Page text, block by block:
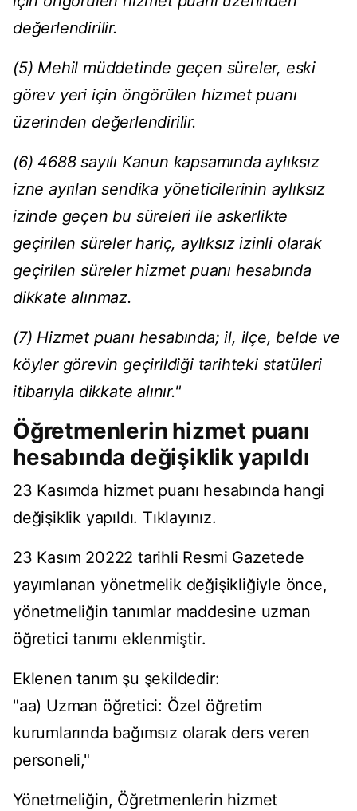
değerlendirilir.
(5) Mehil müddetinde geçen süreler, eski
görev yeri için öngörülen hizmet puanı
üzerinden değerlendirilir.
(6) 4688 sayılı Kanun kapsamında aylıksız
izne ayrılan sendika yöneticilerinin aylıksız
izinde geçen bu süreleri ile askerlikte
geçirilen süreler hariç, aylıksız izinli olarak
geçirilen süreler hizmet puanı hesabında
dikkate alınmaz.
(7) Hizmet puanı hesabında; il, ilçe, belde ve
köyler görevin geçirildiği tarihteki statüleri
itibarıyla dikkate alınır."
Öğretmenlerin hizmet puanı
hesabında değişiklik yapıldı
23 Kasımda hizmet puanı hesabında hangi
değişiklik yapıldı. Tıklayınız.
23 Kasım 20222 tarihli Resmi Gazetede
yayımlanan yönetmelik değişikliğiyle önce,
yönetmeliğin tanımlar maddesine uzman
öğretici tanımı eklenmiştir.
Eklenen tanım şu şekildedir:
"aa) Uzman öğretici: Özel öğretim
kurumlarında bağımsız olarak ders veren
personeli,"
Yönetmeliğin, Öğretmenlerin hizmet